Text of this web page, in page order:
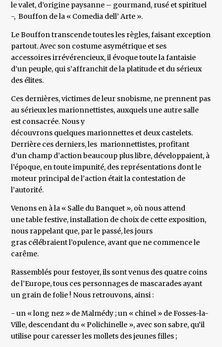
le valet, d’origine paysanne – gourmand, rusé et spirituel
-, Bouffon de la « Comedia dell’ Arte ».
Le Bouffon transcende toutes les règles, faisant exception
partout. Avec son costume asymétrique et ses
accessoires irrévérencieux, il évoque toute la fantaisie
d’un peuple, qui s’affranchit de la platitude et du sérieux
des élites.
Ces dernières, victimes de leur snobisme, ne prennent pas
au sérieux les marionnettistes, auxquels une autre salle
est consacrée. Nous y
découvrons quelques marionnettes et deux castelets.
Derrière ces derniers, les marionnettistes, profitant
d’un champ d’action beaucoup plus libre, développaient, à
l’époque, en toute impunité, des représentations dont le
moteur principal de l’action était la contestation de
l’autorité.
Venons en à la « Salle du Banquet », où nous attend
une table festive, installation de choix de cette exposition,
nous rappelant que, par le passé, les jours
gras célébraient l’opulence, avant que ne commence le
carême.
Rassemblés pour festoyer, ils sont venus des quatre coins
de l’Europe, tous ces personnages de mascarades ayant
un grain de folie ! Nous retrouvons, ainsi :
- un « long nez » de Malmédy ; un « chinel » de Fosses-la-
Ville, descendant du « Polichinelle », avec son sabre, qu’il
utilise pour caresser les mollets des jeunes filles ;